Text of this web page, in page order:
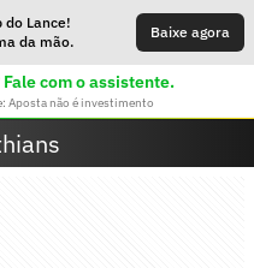
do Lance!
da mão.
Baixe agora
Fale com o assistente.
Aposta não é investimento